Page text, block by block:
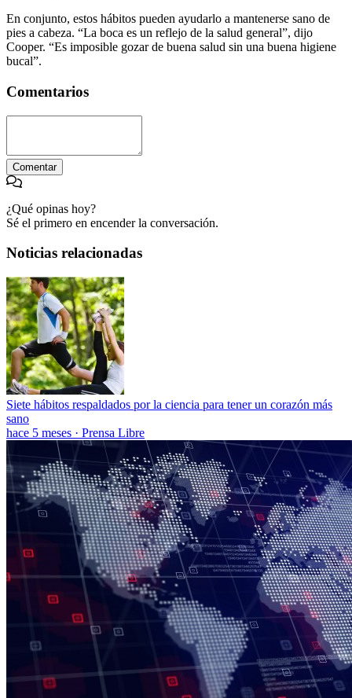
En conjunto, estos hábitos pueden ayudarlo a mantenerse sano de
pies a cabeza. “La boca es un reflejo de la salud general”, dijo
Cooper. “Es imposible gozar de buena salud sin una buena higiene
bucal”.
Comentarios
Comentar
¿Qué opinas hoy?
Sé el primero en encender la conversación.
Noticias relacionadas
Siete hábitos respaldados por la ciencia para tener un corazón más
sano
hace 5 meses · Prensa Libre